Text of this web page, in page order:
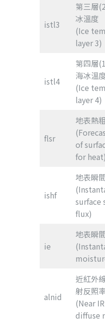
istl3
第三層
冰溫度
(Ice
layer 3)
istl4
第四層
海冰溫
(Ice
layer 4)
flsr
地表熱
of
for heat)
ishf
地表瞬
surface
flux)
ie
地表瞬
alnid
近紅外
射反照
(Near
diffuse